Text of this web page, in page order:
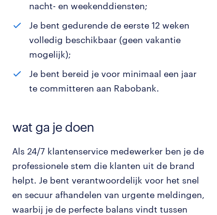
nacht- en weekenddiensten;
Je bent gedurende de eerste 12 weken
volledig beschikbaar (geen vakantie
mogelijk);
Je bent bereid je voor minimaal een jaar
te committeren aan Rabobank.
wat ga je doen
Als 24/7 klantenservice medewerker ben je de
professionele stem die klanten uit de brand
helpt. Je bent verantwoordelijk voor het snel
en secuur afhandelen van urgente meldingen,
waarbij je de perfecte balans vindt tussen